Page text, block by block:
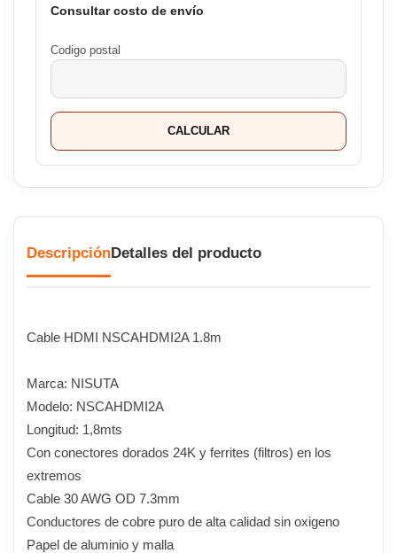
Consultar costo de envío
Codigo postal
CALCULAR
DescripciónDetalles del producto
Cable HDMI NSCAHDMI2A 1.8m
Marca: NISUTA
Modelo: NSCAHDMI2A
Longitud: 1,8mts
Con conectores dorados 24K y ferrites (filtros) en los
extremos
Cable 30 AWG OD 7.3mm
Conductores de cobre puro de alta calidad sin oxigeno
Papel de aluminio y malla